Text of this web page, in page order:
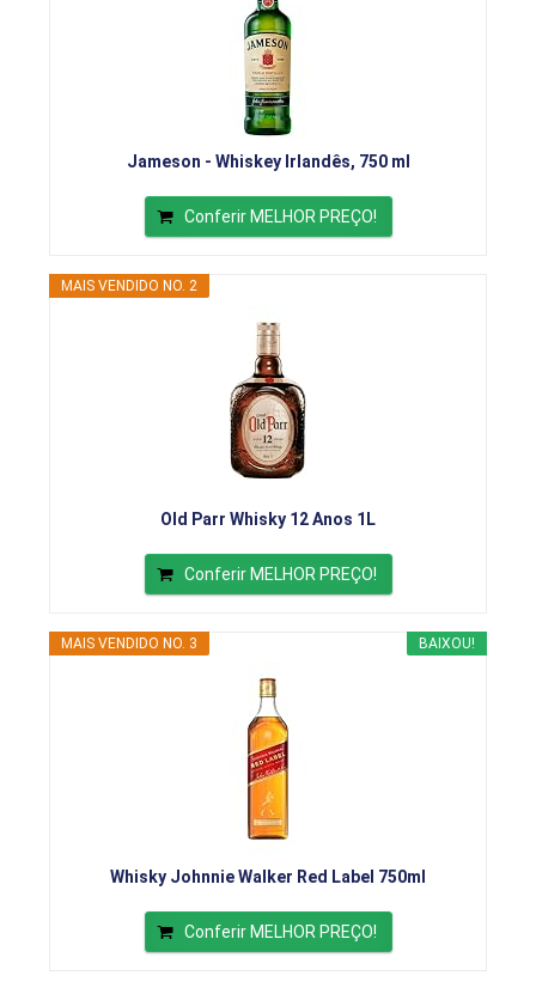
Jameson - Whiskey Irlandês, 750 ml
Conferir MELHOR PREÇO!
MAIS VENDIDO NO. 2
Old Parr Whisky 12 Anos 1L
Conferir MELHOR PREÇO!
BAIXOU!
MAIS VENDIDO NO. 3
Whisky Johnnie Walker Red Label 750ml
Conferir MELHOR PREÇO!